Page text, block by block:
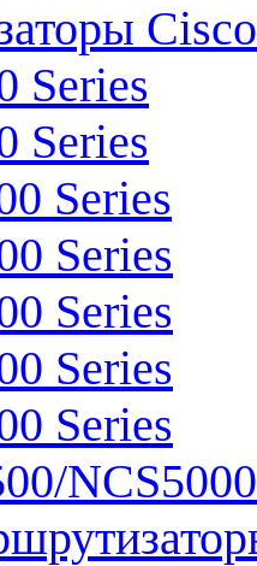
Cisco
Series
Series
Series
Series
Series
Series
Series